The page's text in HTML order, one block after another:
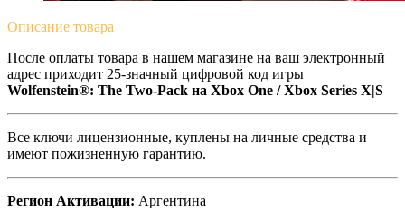
Описание товара
После оплаты товара в нашем магазине на ваш электронный
адрес приходит 25-значный цифровой код игры
Wolfenstein®: The Two-Pack на Xbox One / Xbox Series X|S
Все ключи лицензионные, куплены на личные средства и
имеют пожизненную гарантию.
Регион Активации: Аргентина